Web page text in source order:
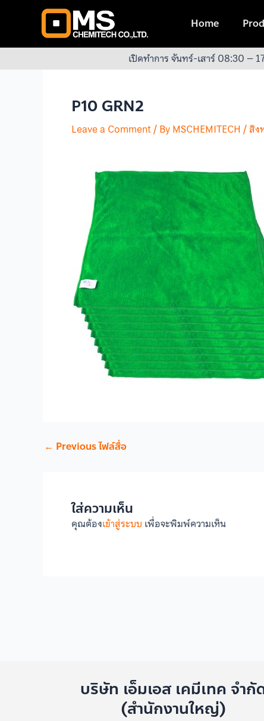
Home
เปิดทำการ จันทร์-เสาร์ 08:30 –
P10 GRN2
Leave a Comment/ ByMSCHEMITECH /สิง
Post
navigation
← Previous ไฟล์สื่อ
ใส่ความเห็น
คุณต้องเข้าสู่ระบบ เพื่อจะพิมพ์ความเห็น
บริษัท เอ็มเอส เคมีเทค จำกั
(สำนักงานใหญ่)